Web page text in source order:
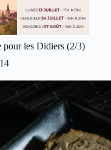
pour les Didiers (2/3)